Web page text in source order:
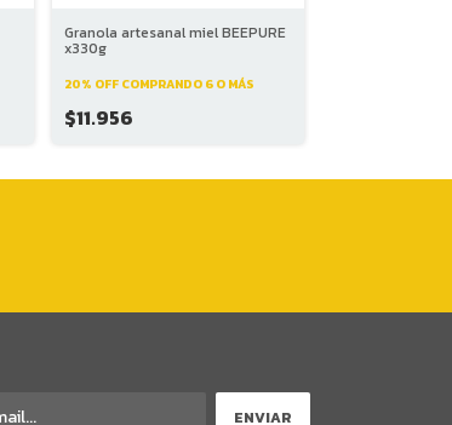
Granola artesanal miel BEEPURE
x330g
20% OFF COMPRANDO 6 O MÁS
$11.956